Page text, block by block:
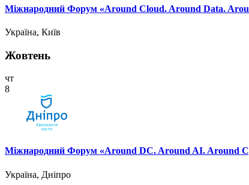
Міжнародний Форум «Around Cloud. Around Data.
Україна, Київ
Жовтень
чт
8
Міжнародний Форум «Around DC. Around AI. Around
Україна, Дніпро